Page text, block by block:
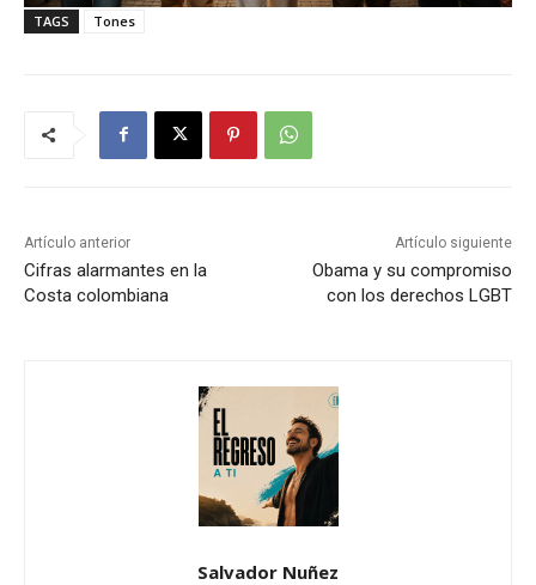
TAGS Tones
Artículo anterior
Cifras alarmantes en la
Costa colombiana
Artículo siguiente
Obama y su compromiso
con los derechos LGBT
Salvador Nuñez